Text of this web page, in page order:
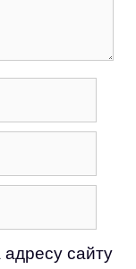
адресу сайту